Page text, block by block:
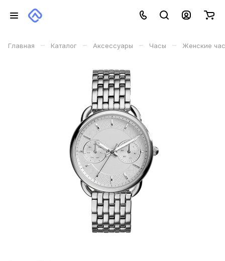
Главная – Каталог – Аксессуары – Часы – Женские